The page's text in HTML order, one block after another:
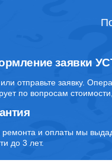
стекла
чистка
заявки
отправьте заявку.
по вопросам
и оплаты мы
до 3 лет.